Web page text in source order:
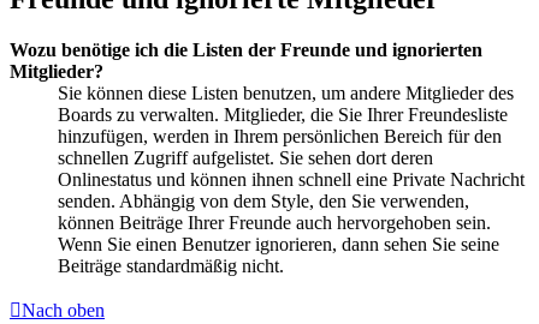
Wozu benötige ich die Listen der Freunde und ignorierten
Mitglieder?
Sie können diese Listen benutzen, um andere Mitglieder des
Boards zu verwalten. Mitglieder, die Sie Ihrer Freundesliste
hinzufügen, werden in Ihrem persönlichen Bereich für den
schnellen Zugriff aufgelistet. Sie sehen dort deren
Onlinestatus und können ihnen schnell eine Private Nachricht
senden. Abhängig von dem Style, den Sie verwenden,
können Beiträge Ihrer Freunde auch hervorgehoben sein.
Wenn Sie einen Benutzer ignorieren, dann sehen Sie seine
Beiträge standardmäßig nicht.
Nach oben